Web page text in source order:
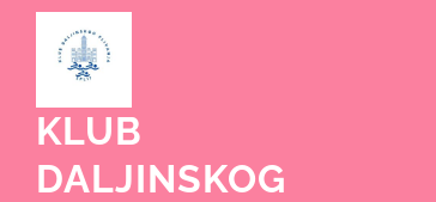
content
KLUB
DALJINSKOG